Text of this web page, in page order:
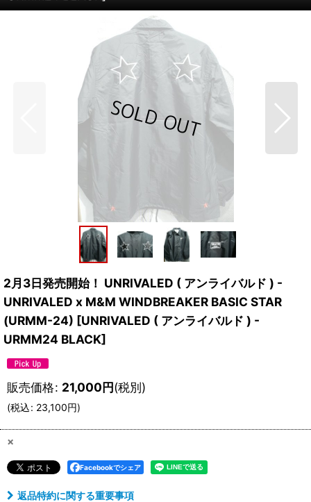
2月3日発売開始！ UNRIVALED ( アンライバルド ) -
UNRIVALED x M&M WINDBREAKER BASIC STAR
(URMM-24) [UNRIVALED ( アンライバルド ) -
URMM24 BLACK]
販売価格: 21,000円(税別)
(税込: 23,100円)
×
Facebookでシェア
返品特約に関する重要事項